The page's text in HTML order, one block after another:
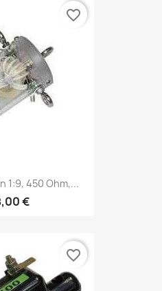
1:9, 450 Ohm,...
€
favorite_border
favorite_border